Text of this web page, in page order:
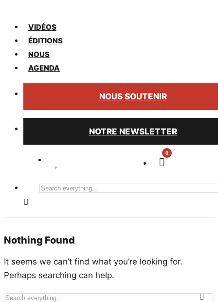
VIDÉOS
ÉDITIONS
NOUS
AGENDA
NOUS SOUTENIR
NOTRE NEWSLETTER
0
Search
Nothing Found
It seems we can’t find what you’re looking for.
Perhaps searching can help.
Search